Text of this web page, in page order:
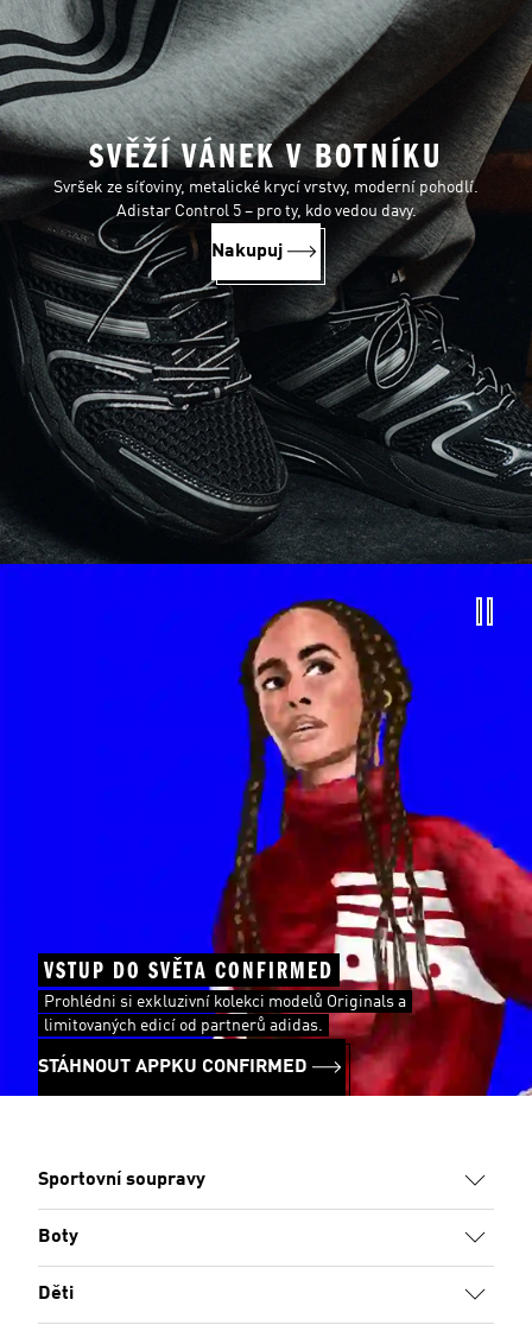
SVĚŽÍ VÁNEK V BOTNÍKU
Svršek ze síťoviny, metalické krycí vrstvy, moderní pohodlí.
Adistar Control 5 – pro ty, kdo vedou davy.
Nakupuj
VSTUP DO SVĚTA CONFIRMED
Prohlédni si exkluzivní kolekci modelů Originals a
limitovaných edicí od partnerů adidas.
STÁHNOUT APPKU CONFIRMED
Sportovní soupravy
Boty
Děti